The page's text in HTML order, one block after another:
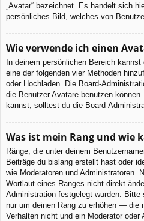
„Avatar“ bezeichnet. Es handelt sich
persönliches Bild, welches von
Wie verwende ich einen
In deinem persönlichen Bereich kannst
eine der folgenden vier Methoden
oder Hochladen. Die Board-
die Benutzer Avatare benutzen
kannst, solltest du die Board-
Was ist mein Rang und wie
Ränge, die unter deinem
Beiträge du bislang erstellt hast oder
wie Moderatoren und Administratoren.
Wortlaut eines Ranges nicht direkt
Administration festgelegt wurden. Bitte
nur um deinen Rang zu erhöhen — die
Verhalten nicht und ein Moderator oder